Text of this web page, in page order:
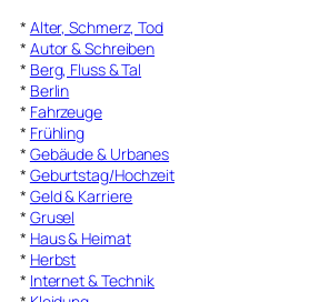
* Alter, Schmerz, Tod
* Autor & Schreiben
* Berg, Fluss & Tal
* Berlin
* Fahrzeuge
* Frühling
* Gebäude & Urbanes
* Geburtstag/Hochzeit
* Geld & Karriere
* Grusel
* Haus & Heimat
* Herbst
* Internet & Technik